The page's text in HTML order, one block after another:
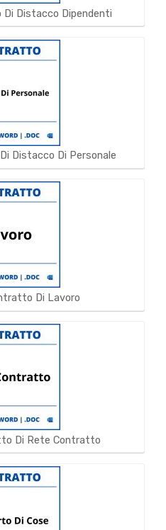
Distacco Dipendenti
Distacco Di Personale
Di Lavoro
Di Rete Contratto